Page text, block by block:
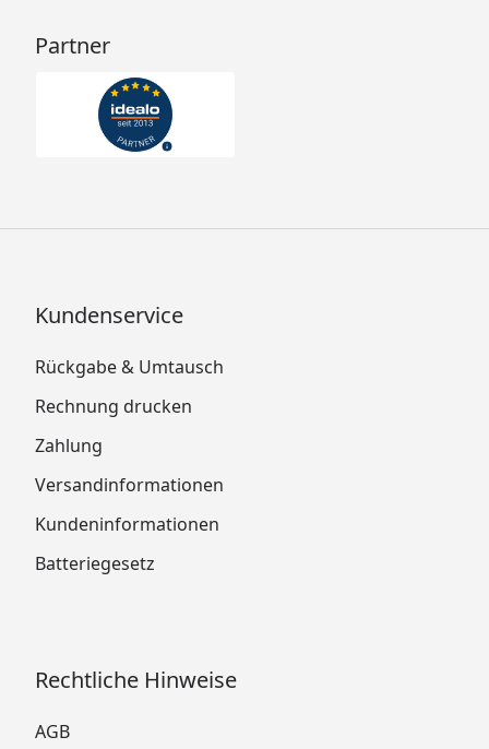
Partner
Kundenservice
Rückgabe & Umtausch
Rechnung drucken
Zahlung
Versandinformationen
Kundeninformationen
Batteriegesetz
Rechtliche Hinweise
AGB